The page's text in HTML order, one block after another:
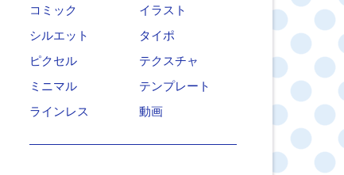
コミック
シルエット
ピクセル
ミニマル
ラインレス
イラスト
タイポ
テクスチャ
テンプレート
動画